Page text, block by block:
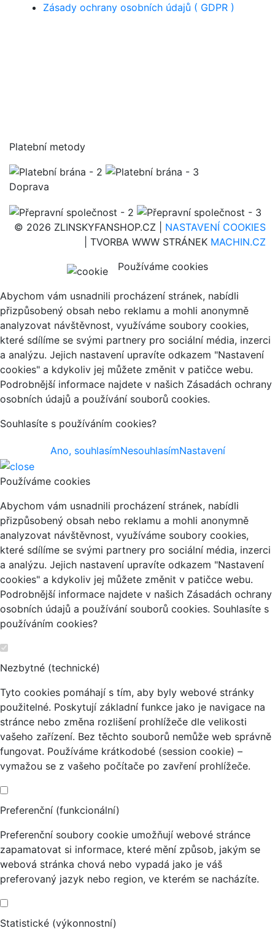
Zásady ochrany osobních údajů ( GDPR )
Platební metody
Doprava
© 2026 ZLINSKYFANSHOP.CZ | NASTAVENÍ COOKIES
| TVORBA WWW STRÁNEK MACHIN.CZ
Používáme cookies
Abychom vám usnadnili procházení stránek, nabídli
přizpůsobený obsah nebo reklamu a mohli anonymně
analyzovat návštěvnost, využíváme soubory cookies,
které sdílíme se svými partnery pro sociální média, inzerci
a analýzu. Jejich nastavení upravíte odkazem "Nastavení
cookies" a kdykoliv jej můžete změnit v patičce webu.
Podrobnější informace najdete v našich Zásadách ochrany
osobních údajů a používání souborů cookies.
Souhlasíte s používáním cookies?
Ano, souhlasímNesouhlasímNastavení
Používáme cookies
Abychom vám usnadnili procházení stránek, nabídli
přizpůsobený obsah nebo reklamu a mohli anonymně
analyzovat návštěvnost, využíváme soubory cookies,
které sdílíme se svými partnery pro sociální média, inzerci
a analýzu. Jejich nastavení upravíte odkazem "Nastavení
cookies" a kdykoliv jej můžete změnit v patičce webu.
Podrobnější informace najdete v našich Zásadách ochrany
osobních údajů a používání souborů cookies. Souhlasíte s
používáním cookies?
Nezbytné (technické)
Tyto cookies pomáhají s tím, aby byly webové stránky
použitelné. Poskytují základní funkce jako je navigace na
stránce nebo změna rozlišení prohlížeče dle velikosti
vašeho zařízení. Bez těchto souborů nemůže web správně
fungovat. Používáme krátkodobé (session cookie) –
vymažou se z vašeho počítače po zavření prohlížeče.
Preferenční (funkcionální)
Preferenční soubory cookie umožňují webové stránce
zapamatovat si informace, které mění způsob, jakým se
webová stránka chová nebo vypadá jako je váš
preferovaný jazyk nebo region, ve kterém se nacházíte.
Statistické (výkonnostní)